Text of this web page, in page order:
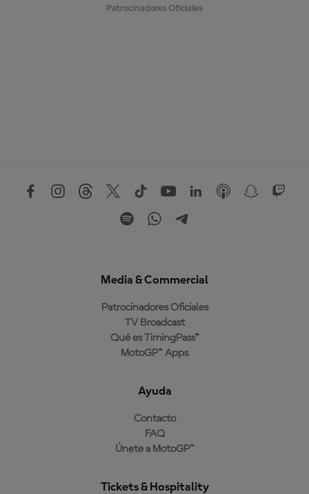
Patrocinadores Oficiales
Media & Commercial
Patrocinadores Oficiales
TV Broadcast
Qué es TimingPass™
MotoGP™ Apps
Ayuda
Contacto
FAQ
Únete a MotoGP™
Tickets & Hospitality